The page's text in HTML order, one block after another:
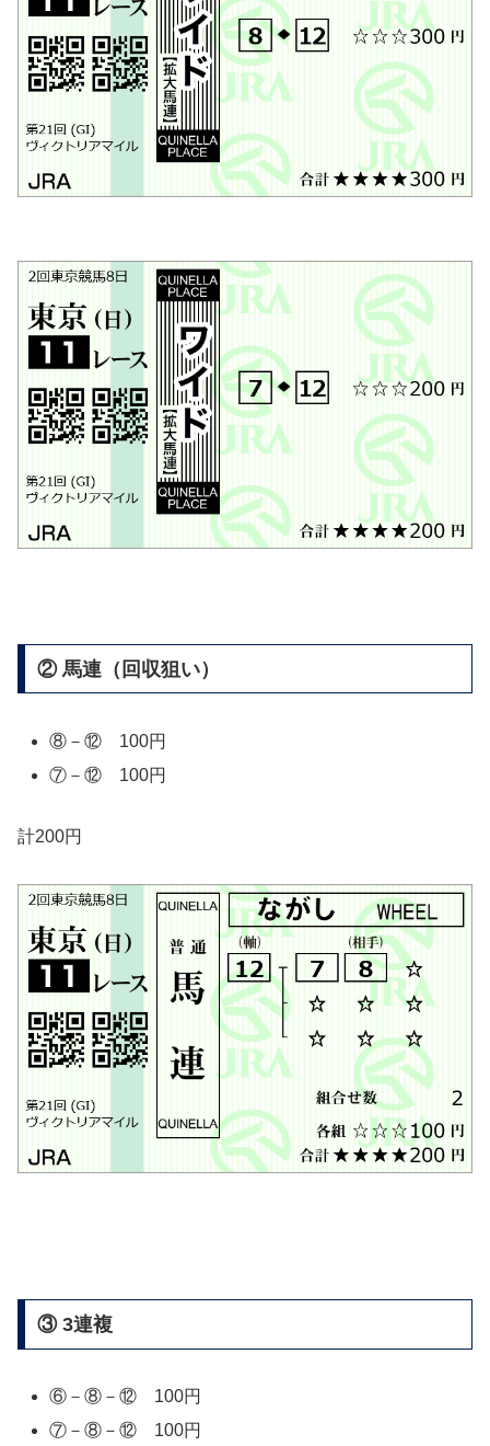
② 馬連（回収狙い）
⑧－⑫ 100円
⑦－⑫ 100円
計200円
③ 3連複
⑥－⑧－⑫ 100円
⑦－⑧－⑫ 100円